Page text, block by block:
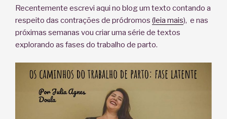
Recentemente escrevi aqui no blog um texto contando a
respeito das contrações de pródromos (leia mais), e nas
próximas semanas vou criar uma série de textos
explorando as fases do trabalho de parto.